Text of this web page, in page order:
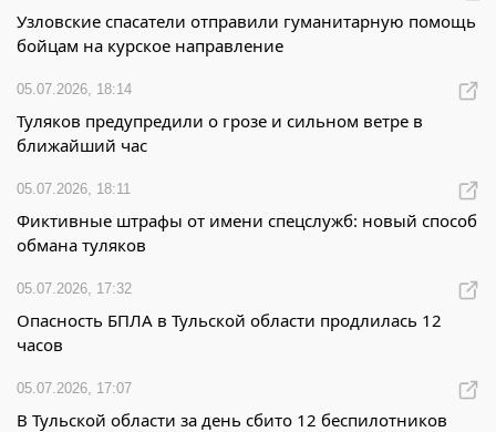
Узловские спасатели отправили гуманитарную помощь
бойцам на курское направление
05.07.2026, 18:14
Туляков предупредили о грозе и сильном ветре в
ближайший час
05.07.2026, 18:11
Фиктивные штрафы от имени спецслужб: новый способ
обмана туляков
05.07.2026, 17:32
Опасность БПЛА в Тульской области продлилась 12
часов
05.07.2026, 17:07
В Тульской области за день сбито 12 беспилотников